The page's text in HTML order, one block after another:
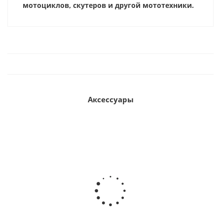
мотоциклов, скутеров и другой мототехники.
Аксессуары